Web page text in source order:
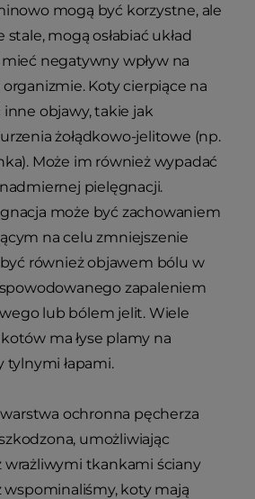
mogą być korzystne, ale
mogą osłabiać układ
negatywny wpływ na
Koty cierpiące na
objawy, takie jak
żołądkowo-jelitowe (np.
Może im również wypadać
pielęgnacji.
może być zachowaniem
na celu zmniejszenie
również objawem bólu w
zapaleniem
lub bólem jelit. Wiele
ma łyse plamy na
tylnymi łapami.
warstwa ochronna pęcherza
umożliwiając
tkankami ściany
wspominaliśmy, koty mają